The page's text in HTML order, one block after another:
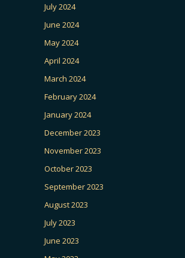
July 2024
June 2024
May 2024
April 2024
March 2024
February 2024
January 2024
December 2023
November 2023
October 2023
September 2023
August 2023
July 2023
June 2023